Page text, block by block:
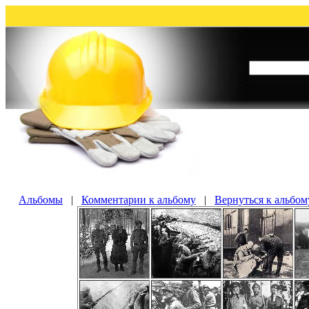
Альбомы | Комментарии к альбому | Вернуться к